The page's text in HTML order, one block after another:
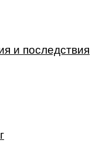
и последствия